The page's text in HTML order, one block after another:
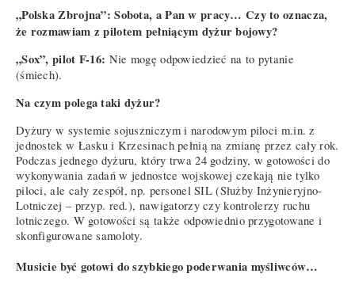
„Polska Zbrojna”: Sobota, a Pan w pracy… Czy to oznacza,
że rozmawiam z pilotem pełniącym dyżur bojowy?
„Sox”, pilot F-16: Nie mogę odpowiedzieć na to pytanie
(śmiech).
Na czym polega taki dyżur?
Dyżury w systemie sojuszniczym i narodowym piloci m.in. z
jednostek w Łasku i Krzesinach pełnią na zmianę przez cały rok.
Podczas jednego dyżuru, który trwa 24 godziny, w gotowości do
wykonywania zadań w jednostce wojskowej czekają nie tylko
piloci, ale cały zespół, np. personel SIL (Służby Inżynieryjno-
Lotniczej – przyp. red.), nawigatorzy czy kontrolerzy ruchu
lotniczego. W gotowości są także odpowiednio przygotowane i
skonfigurowane samoloty.
Musicie być gotowi do szybkiego poderwania myśliwców…